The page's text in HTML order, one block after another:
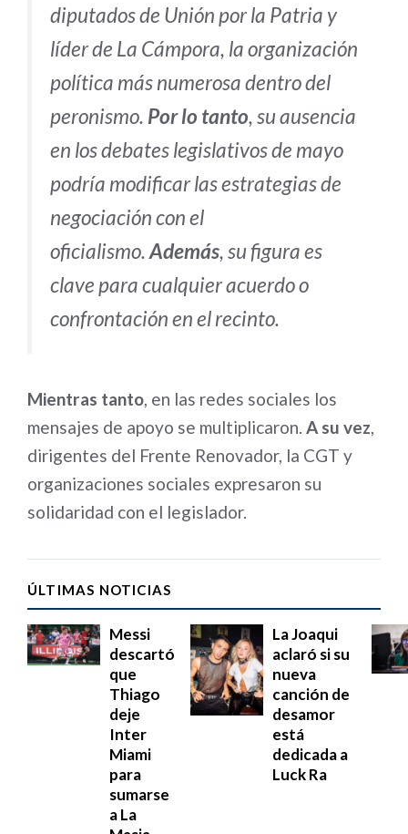
diputados de Unión por la Patria y
líder de La Cámpora, la organización
política más numerosa dentro del
peronismo. Por lo tanto, su ausencia
en los debates legislativos de mayo
podría modificar las estrategias de
negociación con el
oficialismo.Además, su figura es
clave para cualquier acuerdo o
confrontación en el recinto.
Mientras tanto, en las redes sociales los
mensajes de apoyo se multiplicaron. A su vez,
dirigentes del Frente Renovador, la CGT y
organizaciones sociales expresaron su
solidaridad con el legislador.
ÚLTIMAS NOTICIAS
Messi
descartó
que
Thiago
deje
Inter
Miami
para
sumarse
a La
La Joaqui
aclaró si su
nueva
canción de
desamor
está
dedicada a
Luck Ra